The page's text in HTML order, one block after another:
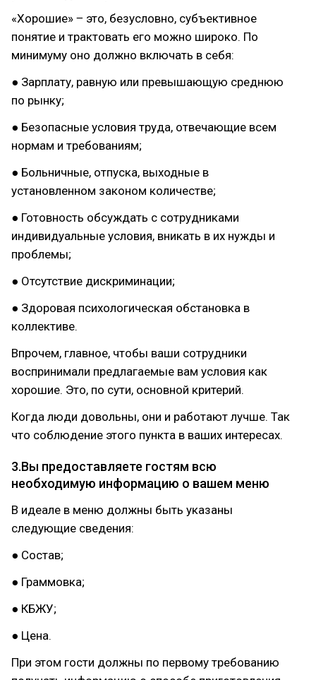
«Хорошие» ‒ это, безусловно, субъективное
понятие и трактовать его можно широко. По
минимуму оно должно включать в себя:
● Зарплату, равную или превышающую среднюю
по рынку;
● Безопасные условия труда, отвечающие всем
нормам и требованиям;
● Больничные, отпуска, выходные в
установленном законом количестве;
● Готовность обсуждать с сотрудниками
индивидуальные условия, вникать в их нужды и
проблемы;
● Отсутствие дискриминации;
● Здоровая психологическая обстановка в
коллективе.
Впрочем, главное, чтобы ваши сотрудники
воспринимали предлагаемые вам условия как
хорошие. Это, по сути, основной критерий.
Когда люди довольны, они и работают лучше. Так
что соблюдение этого пункта в ваших интересах.
3.Вы предоставляете гостям всю
необходимую информацию о вашем меню
В идеале в меню должны быть указаны
следующие сведения:
● Состав;
● Граммовка;
● КБЖУ;
● Цена.
При этом гости должны по первому требованию